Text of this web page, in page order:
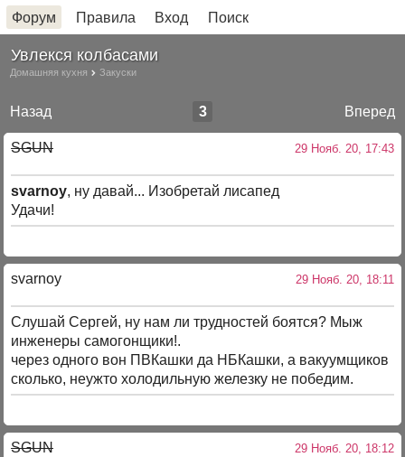
Форум Правила Вход Поиск
Увлекся колбасами
Домашняя кухня Закуски
Назад Вперед
3
SGUN 29 Нояб. 20, 17:43
svarnoy, ну давай... Изобретай лисапед
Удачи!
svarnoy 29 Нояб. 20, 18:11
Слушай Сергей, ну нам ли трудностей боятся? Мыж
инженеры самогонщики!.
через одного вон ПВКашки да НБКашки, а вакуумщиков
сколько, неужто холодильную железку не победим.
SGUN 29 Нояб. 20, 18:12